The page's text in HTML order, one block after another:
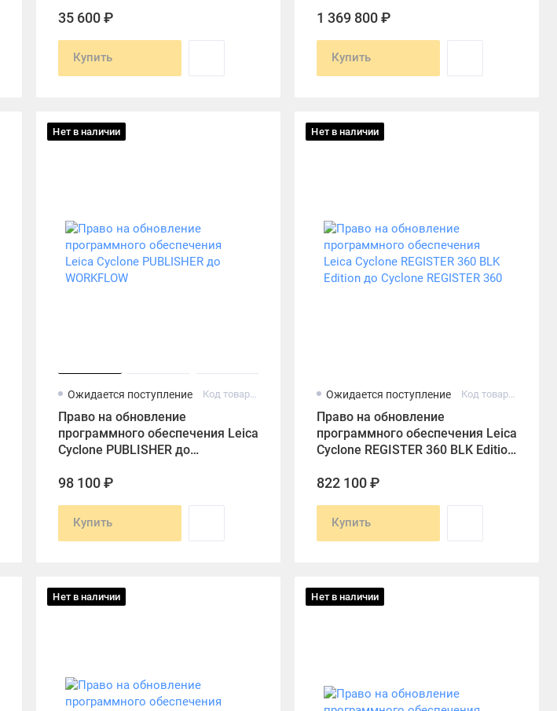
35 600 ₽
Купить
1 369 800 ₽
Купить
Нет в наличии
Ожидается поступление Код товара: 915290
Право на обновление
программного обеспечения Leica
Cyclone PUBLISHER до
98 100 ₽
Купить
Нет в наличии
Ожидается поступление Код товара: 976361
Право на обновление
программного обеспечения Leica
Cyclone REGISTER 360 BLK Edition
822 100 ₽
Купить
Нет в наличии Нет в наличии